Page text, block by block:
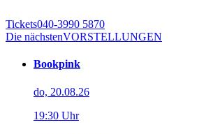
Tickets040-3990 5870
Die nächstenVORSTELLUNGEN
Bookpink
do, 20.08.26
19:30 Uhr